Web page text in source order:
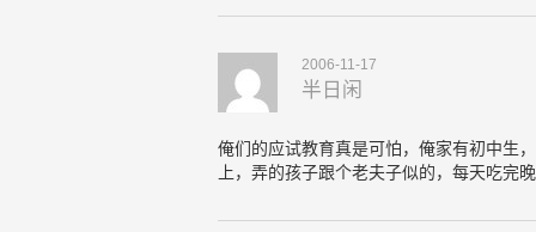
2006-11-17
半日闲
俺们的应试教育真是可怕，俺家有初中生
上，弄的孩子跟个老夫子似的，每天吃完